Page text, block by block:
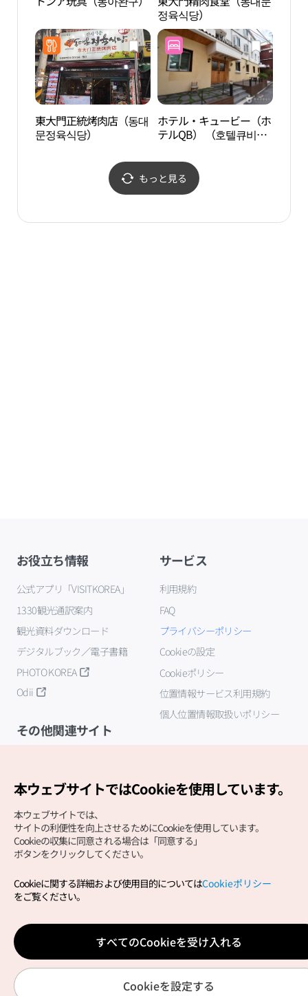
정육식당）
東大門正統烤肉店（동대
문정육식당）
ホテル・キュービー（ホ
テルQB） （호텔큐비
もっと見る
お役立ち情報
公式アプリ「VISITKOREA」
1330観光通訳案内
観光資料ダウンロード
デジタルブック／電子書籍
PHOTO KOREA
Odii
サービス
利用規約
FAQ
プライバシーポリシー
Cookieの設定
Cookieポリシー
位置情報サービス利用規約
個人位置情報取扱いポリシー
その他関連サイト
Copyright (c) Korea Tourism Organization All Rights
サイトエラー報告公式メール
japanese@knto.or.kr
本ウェブサイトではCookieを使用しています。
本ウェブサイトでは、
サイトの利便性を向上させるためにCookieを使用しています。
Cookieの収集に同意される場合は「同意する」
ボタンをクリックしてください。
Cookieに関する詳細および使用目的についてはCookieポリシー
をご覧ください。
すべてのCookieを受け入れる
Cookieを設定する